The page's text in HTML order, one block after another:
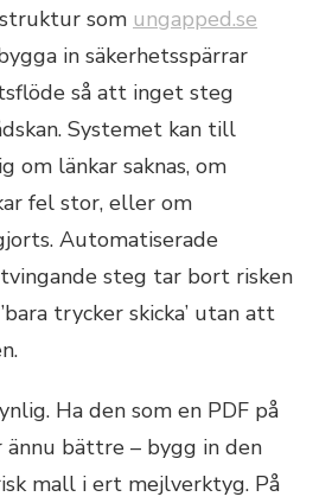
som ungapped.se
in säkerhetsspärrar
så att inget steg
Systemet kan till
om länkar saknas, om
fel stor, eller om
Automatiserade
steg tar bort risken
trycker skicka’ utan att
Ha den som en PDF på
bättre – bygg in den
mall i ert mejlverktyg. På